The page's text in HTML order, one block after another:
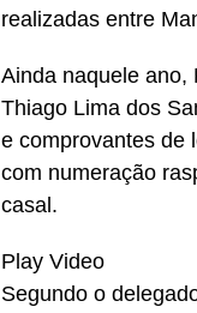
realizadas entre
Ainda naquele ano,
Thiago Lima dos
e comprovantes de
com numeração
casal.
Play Video
Segundo o